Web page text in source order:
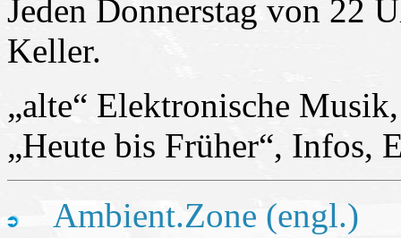
Jeden Donnerstag von 22
Keller.
„alte“ Elektronische
„Heute bis Früher“, Infos,
Ambient.Zone (engl.)